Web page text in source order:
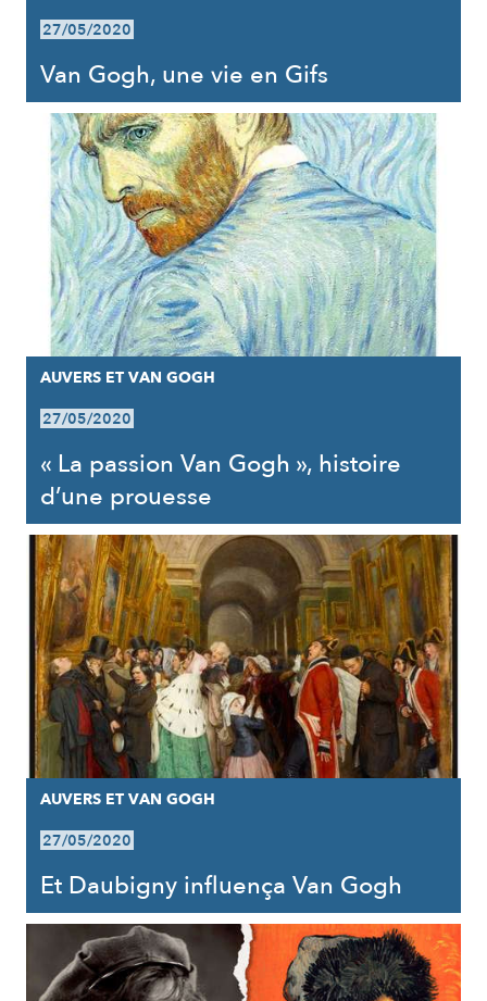
27/05/2020
Van Gogh, une vie en Gifs
AUVERS ET VAN GOGH
27/05/2020
« La passion Van Gogh », histoire
d’une prouesse
AUVERS ET VAN GOGH
27/05/2020
Et Daubigny influença Van Gogh